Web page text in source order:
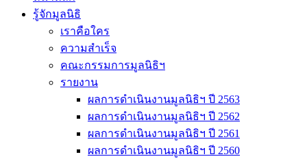
รู้จักมูลนิธิ
เราคือใคร
ความสำเร็จ
คณะกรรมการมูลนิธิฯ
รายงาน
ผลการดำเนินงานมูลนิธิฯ ปี 2563
ผลการดำเนินงานมูลนิธิฯ ปี 2562
ผลการดำเนินงานมูลนิธิฯ ปี 2561
ผลการดำเนินงานมูลนิธิฯ ปี 2560